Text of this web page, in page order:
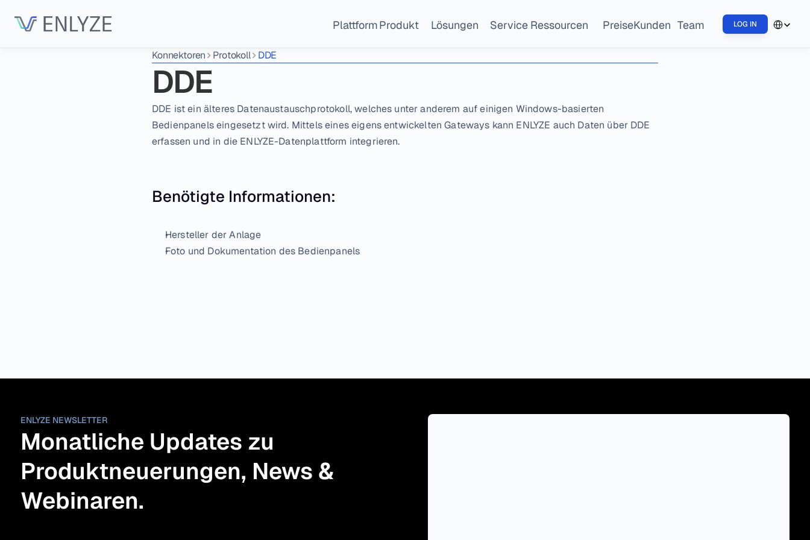
Konnektoren Protokoll DDE
DDE
DDE ist ein älteres Datenaustauschprotokoll, welches unter anderem auf einigen Windows-basierten
Bedienpanels eingesetzt wird. Mittels eines eigens entwickelten Gateways kann ENLYZE auch Daten über DDE
erfassen und in die ENLYZE-Datenplattform integrieren.
Benötigte Informationen:
Hersteller der Anlage
Foto und Dokumentation des Bedienpanels
ENLYZE NEWSLETTER
Monatliche Updates zu
Produktneuerungen, News &
Webinaren.
PlattformProdukt Lösungen Service Ressourcen PreiseKunden Team LOG IN
Select